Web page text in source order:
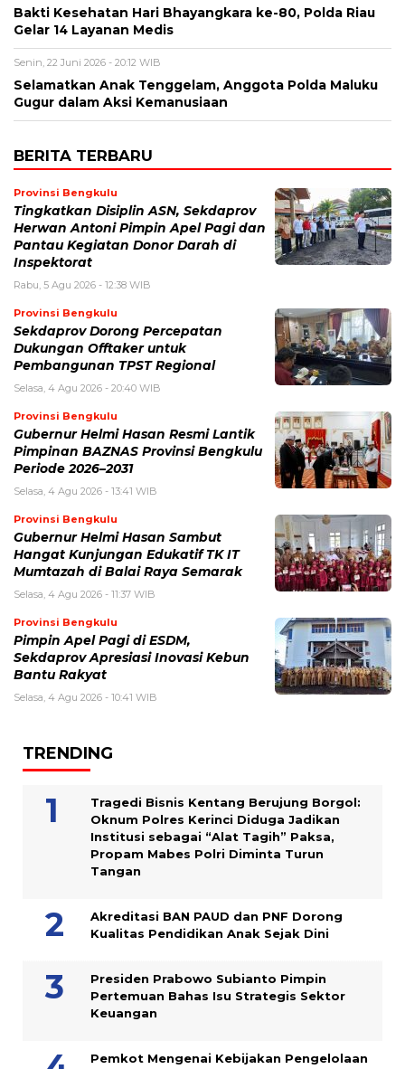
Bakti Kesehatan Hari Bhayangkara ke-80, Polda Riau
Gelar 14 Layanan Medis
Senin, 22 Juni 2026 - 20:12 WIB
Selamatkan Anak Tenggelam, Anggota Polda Maluku
Gugur dalam Aksi Kemanusiaan
BERITA TERBARU
Provinsi Bengkulu
Tingkatkan Disiplin ASN, Sekdaprov
Herwan Antoni Pimpin Apel Pagi dan
Pantau Kegiatan Donor Darah di
Inspektorat
Rabu, 5 Agu 2026 - 12:38 WIB
Provinsi Bengkulu
Sekdaprov Dorong Percepatan
Dukungan Offtaker untuk
Pembangunan TPST Regional
Selasa, 4 Agu 2026 - 20:40 WIB
Provinsi Bengkulu
Gubernur Helmi Hasan Resmi Lantik
Pimpinan BAZNAS Provinsi Bengkulu
Periode 2026–2031
Selasa, 4 Agu 2026 - 13:41 WIB
Provinsi Bengkulu
Gubernur Helmi Hasan Sambut
Hangat Kunjungan Edukatif TK IT
Mumtazah di Balai Raya Semarak
Selasa, 4 Agu 2026 - 11:37 WIB
Provinsi Bengkulu
Pimpin Apel Pagi di ESDM,
Sekdaprov Apresiasi Inovasi Kebun
Bantu Rakyat
Selasa, 4 Agu 2026 - 10:41 WIB
TRENDING
Tragedi Bisnis Kentang Berujung Borgol:
Oknum Polres Kerinci Diduga Jadikan
Institusi sebagai “Alat Tagih” Paksa,
Propam Mabes Polri Diminta Turun
Tangan
Akreditasi BAN PAUD dan PNF Dorong
Kualitas Pendidikan Anak Sejak Dini
Presiden Prabowo Subianto Pimpin
Pertemuan Bahas Isu Strategis Sektor
Keuangan
Pemkot Mengenai Kebijakan Pengelolaan